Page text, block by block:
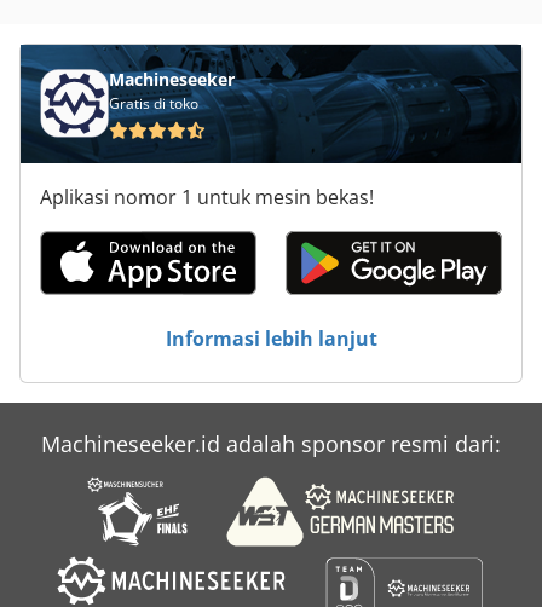
Machineseeker
Gratis di toko
Aplikasi nomor 1 untuk mesin bekas!
Informasi lebih lanjut
Machineseeker.id adalah sponsor resmi dari: